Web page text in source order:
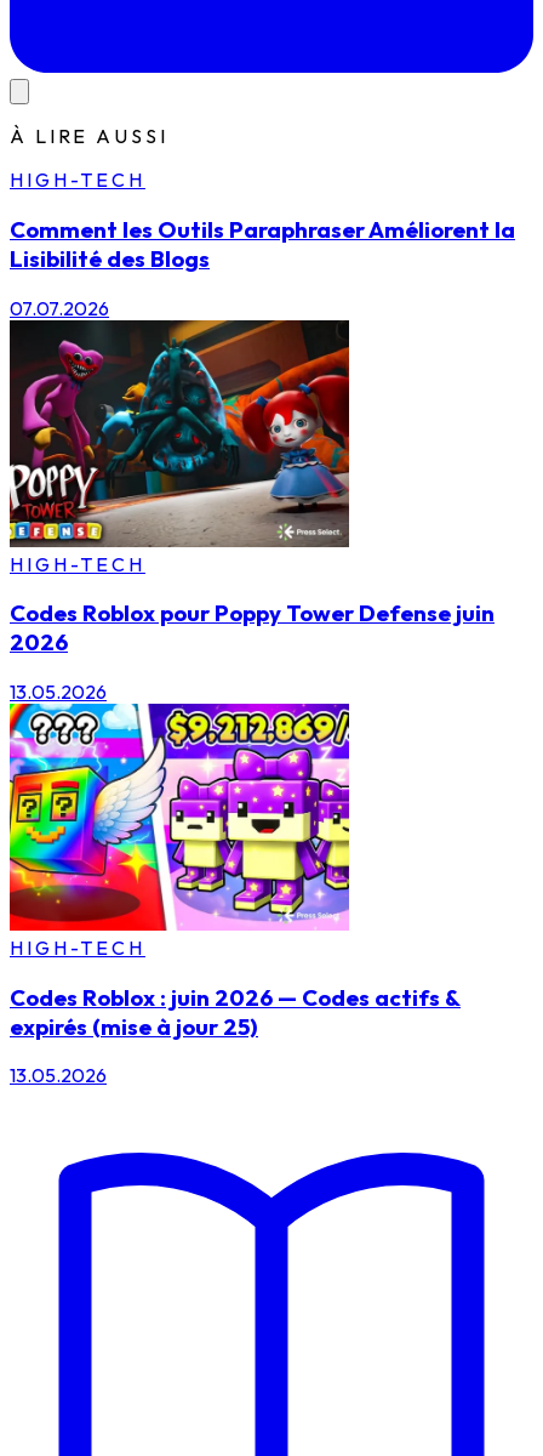
À LIRE AUSSI
HIGH-TECH
Comment les Outils Paraphraser Améliorent la
Lisibilité des Blogs
07.07.2026
HIGH-TECH
Codes Roblox pour Poppy Tower Defense juin
2026
13.05.2026
HIGH-TECH
Codes Roblox : juin 2026 — Codes actifs &
expirés (mise à jour 25)
13.05.2026